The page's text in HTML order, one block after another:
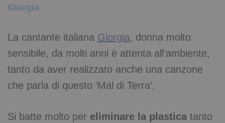
Giorgia
La cantante italiana Giorgia, donna molto
sensibile, da molti anni è attenta all’ambiente,
tanto da aver realizzato anche una canzone
che parla di questo ‘Mal di Terra’.
Si batte molto per eliminare la plastica tanto